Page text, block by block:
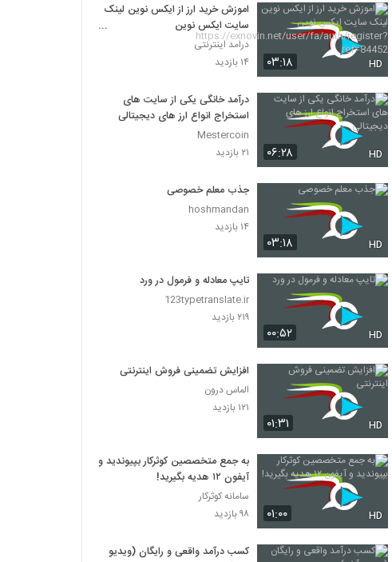
۰۳:۱۸ HD
اموزش خرید ارز از ایکس نوین لینک
سایت ایکس نوین
https://exnovin.net/user/fa/a
uth/register?ref=84452
درامد اینترنتی
۱۴ بازدید
۰۶:۲۸ HD
درآمد خانگی یکی از سایت های
استخراج انواع ارز های دیجیتالی
Mestercoin
۲۱ بازدید
۰۳:۱۸ HD
جذب معلم خصوصی
hoshmandan
۱۴ بازدید
۰۰:۵۲ HD
تایپ معادله و فرمول در ورد
123typetranslate.ir
۲۱۹ بازدید
۰۱:۳۱ HD
افزایش تضمینی فروش اینترنتی
الماس درون
۱۲۱ بازدید
۰۱:۰۰ HD
به جمع متخصصین کوثرکار بپیوندید و
آیفون ۱۲ هدیه بگیرید!
سامانه کوثرکار
۹۸ بازدید
کسب درآمد واقعی و رایگان (ویدیو